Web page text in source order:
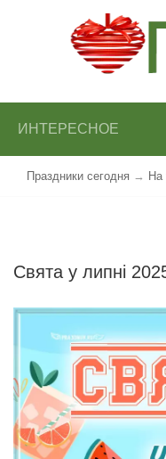
ИНТЕРЕСНОЕ
Праздники сегодня → На
Свята у липнi